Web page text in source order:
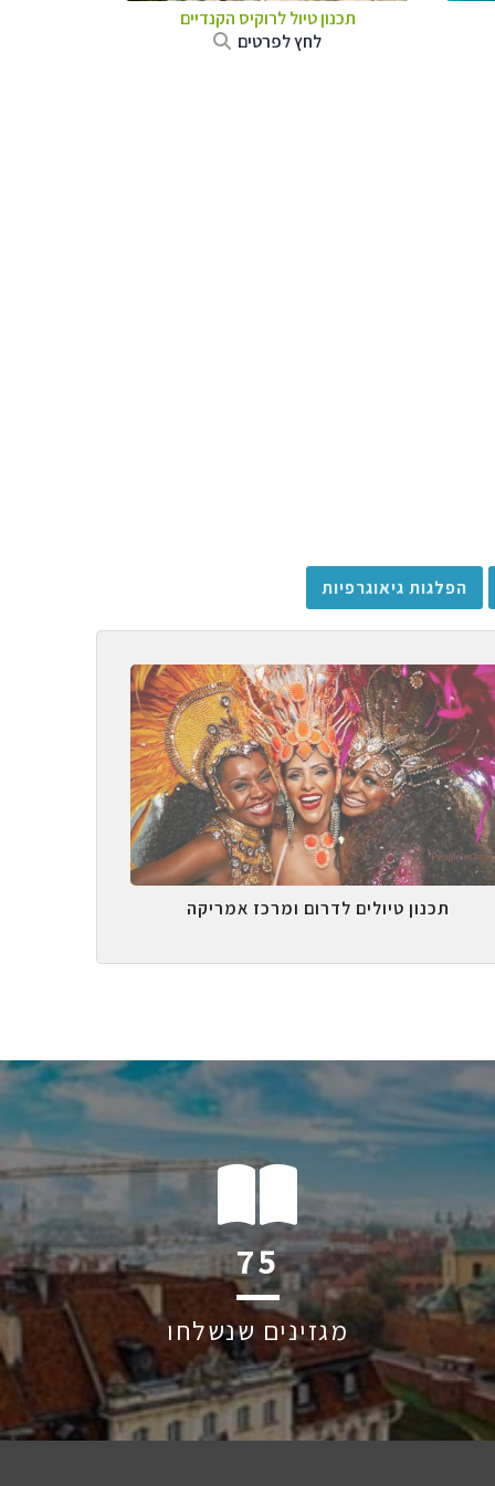
תכנון טיול לרוקיס הקנדיים
לחץ לפרטים
הפלגות גיאוגרפיות
תכנון טיולים לדרום ומרכז אמריקה
119
מגזינים שנשלחו